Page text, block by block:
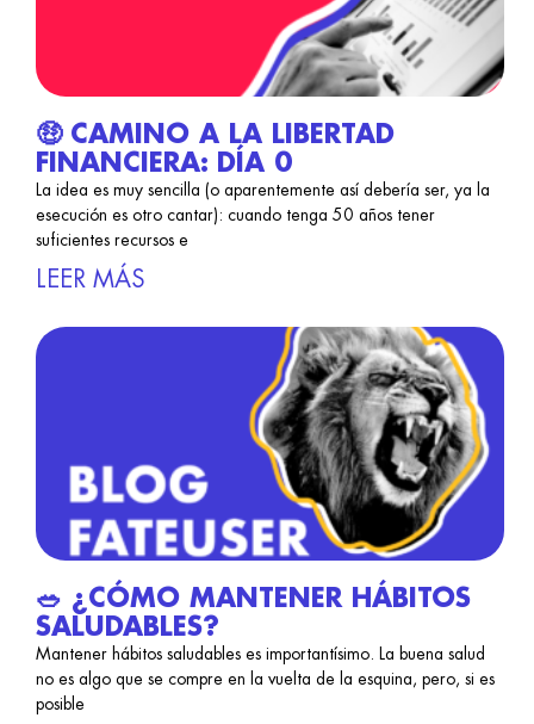
🤑 CAMINO A LA LIBERTAD
FINANCIERA: DÍA 0
La idea es muy sencilla (o aparentemente así debería ser, ya la
esecución es otro cantar): cuando tenga 50 años tener
suficientes recursos e
LEER MÁS
🥗 ¿CÓMO MANTENER HÁBITOS
SALUDABLES?
Mantener hábitos saludables es importantísimo. La buena salud
no es algo que se compre en la vuelta de la esquina, pero, si es
posible